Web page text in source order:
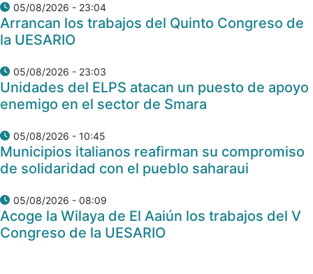
05/08/2026 - 23:04
Arrancan los trabajos del Quinto Congreso de
la UESARIO
05/08/2026 - 23:03
Unidades del ELPS atacan un puesto de apoyo
enemigo en el sector de Smara
05/08/2026 - 10:45
Municipios italianos reafirman su compromiso
de solidaridad con el pueblo saharaui
05/08/2026 - 08:09
Acoge la Wilaya de El Aaiún los trabajos del V
Congreso de la UESARIO